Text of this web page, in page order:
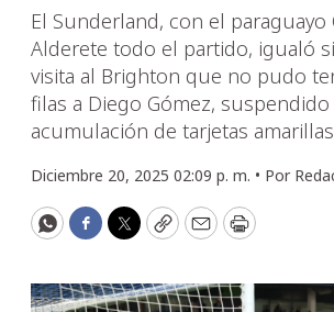
El Sunderland, con el paraguayo
Alderete todo el partido, igualó
visita al Brighton que no pudo
filas a Diego Gómez,
acumulación de tarjetas
Diciembre 20, 2025 02:09 p. m. • Por
WhatsApp
Facebook
Twitter
CopyEmailPrint